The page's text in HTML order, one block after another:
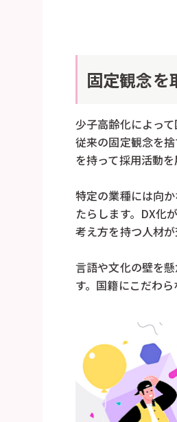
固定観念を
少子高齢化によっ
従来の固定観念を
を持って採用活動を
特定の業種には向
たらします。DX化
考え方を持つ人材
言語や文化の壁を
す。国籍にこだわ